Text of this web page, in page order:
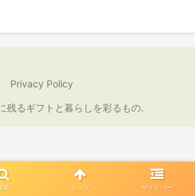
Privacy Policy
残るギフトと暮らしを彩るもの.
索 トップ サイドバー